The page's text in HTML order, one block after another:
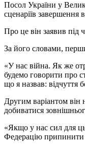
Посол України у
сценаріїв завершення
Про це він заявив під
За його словами,
«У нас війна. Як же
будемо говорити про
що я назвав: відчуття
Другим варіантом він
добиватися
«Якщо у нас сил для
Федерацію припинити